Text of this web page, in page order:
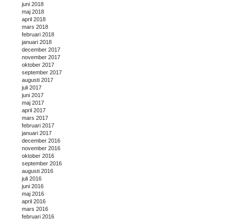
juni 2018
maj 2018
april 2018
mars 2018
februari 2018
januari 2018
december 2017
november 2017
oktober 2017
september 2017
augusti 2017
juli 2017
juni 2017
maj 2017
april 2017
mars 2017
februari 2017
januari 2017
december 2016
november 2016
oktober 2016
september 2016
augusti 2016
juli 2016
juni 2016
maj 2016
april 2016
mars 2016
februari 2016